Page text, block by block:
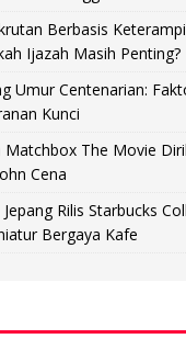
Berbasis
Ijazah Masih Penting?
Umur Centenarian:
Kunci
Matchbox The Movie
Cena
Rilis Starbucks
Bergaya Kafe